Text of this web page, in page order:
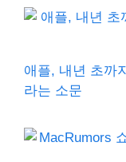
애플, 내년 초까
라는 소문